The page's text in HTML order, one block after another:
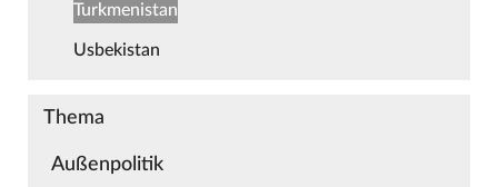
Turkmenistan
Usbekistan
Thema
Außenpolitik